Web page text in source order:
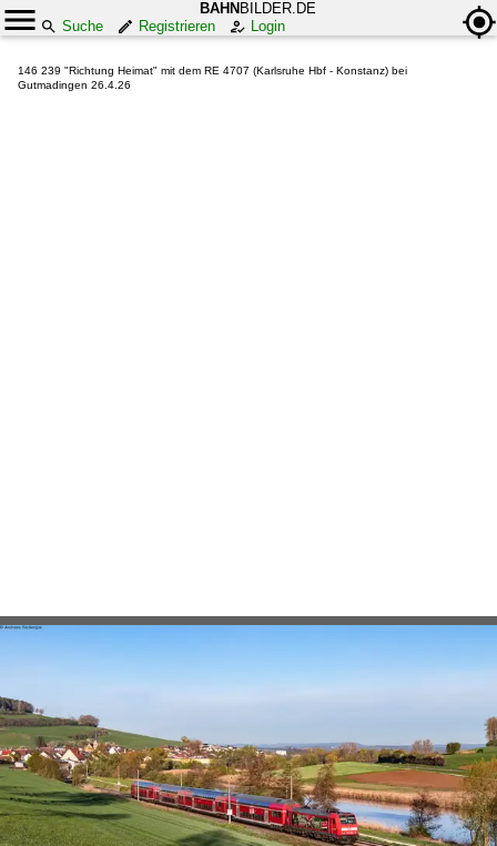
BAHN BILDER.DE
Suche
Registrieren Login
146 239 "Richtung Heimat" mit dem RE 4707 (Karlsruhe Hbf - Konstanz) bei
Gutmadingen 26.4.26